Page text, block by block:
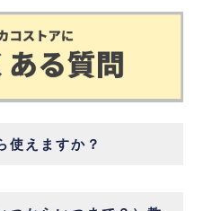
使えますか？